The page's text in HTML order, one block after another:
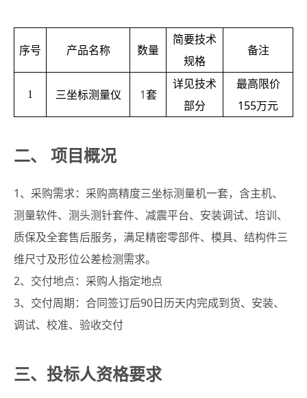
序号 产品名称 数量
简要技术
规格
备注
1 三坐标测量仪 1套
详见技术
部分
最高限价
155万元
二、 项目概况
1、采购需求：采购高精度三坐标测量机一套，含主机、
测量软件、测头测针套件、减震平台、安装调试、培训、
质保及全套售后服务，满足精密零部件、模具、结构件三
维尺寸及形位公差检测需求。
2、交付地点：采购人指定地点
3、交付周期：合同签订后90日历天内完成到货、安装、
调试、校准、验收交付
三、投标人资格要求